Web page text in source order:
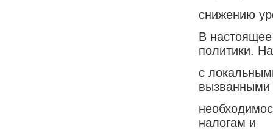
снижению
В
политики.
с
вызванными
налогам и